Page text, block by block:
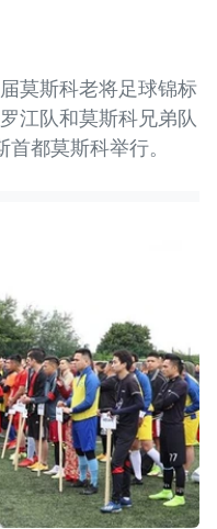
莫斯科老将足球锦标
江队和莫斯科兄弟队
都莫斯科举行。